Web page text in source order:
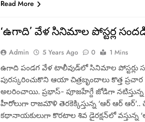
Read More
‘ఉగాది’ వేళ సినిమాల పోస్టర్ల
Admin 5 Years Ago 0
1 Mins
ఉగాది పండ‌గ వేళ టాలీవుడ్‌లో సినిమాల పోస్టర్లు
పుర‌స్క‌రించుకొని ఆయా చిత్రబృందాలు కొత్త ప్రచార
అల‌రించాయి. ప్రభాస్‌- పూజ‌హేగ్దే జోడిగా
హీరోలుగా రాజ‌మౌళి తెరకెక్కిస్తున్న‌ ‘ఆర్‌ ఆర్‌
కథానాయకులుగా కొర‌టాల శివ డైర‌క్ష‌న్‌లో